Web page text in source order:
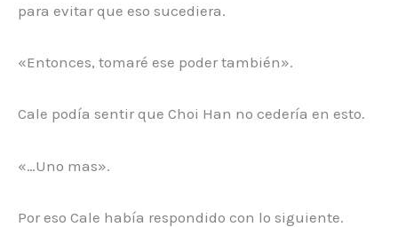
para evitar que eso sucediera.
«Entonces, tomaré ese poder también».
Cale podía sentir que Choi Han no cedería en esto.
«…Uno mas».
Por eso Cale había respondido con lo siguiente.